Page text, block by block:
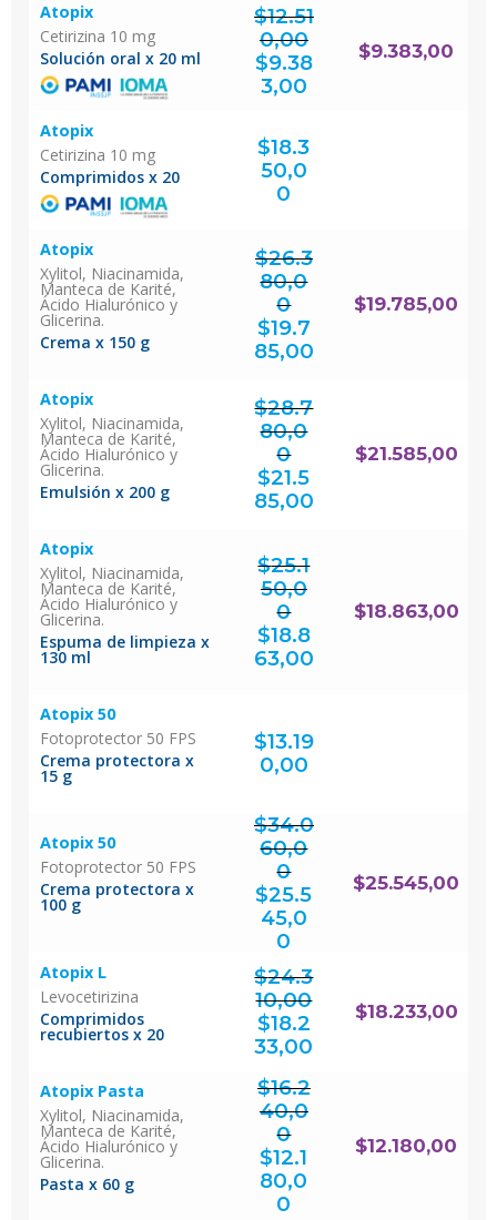
Atopix
Cetirizina 10 mg
Solución oral x 20 ml
$12.51
0,00
El
precio
original
era:
$12.510,00.
$9.38
3,00El
precio
actual
es:
$9.383,00.
$9.383,00
Atopix
Cetirizina 10 mg
Comprimidos x 20
$18.3
50,0
0
Atopix
Xylitol, Niacinamida,
Manteca de Karité,
Ácido Hialurónico y
Glicerina.
Crema x 150 g
$26.3
80,0
0
El
precio
original
era:
$26.380,00.
$19.7
85,00precio
actual
es:
$19.785,00.
$19.785,00
Atopix
Xylitol, Niacinamida,
Manteca de Karité,
Ácido Hialurónico y
Glicerina.
Emulsión x 200 g
$28.7
80,0
0
El
precio
original
era:
$28.780,00.
$21.5
85,00precio
actual
es:
$21.585,00.
$21.585,00
Atopix
Xylitol, Niacinamida,
Manteca de Karité,
Ácido Hialurónico y
Glicerina.
Espuma de limpieza x
130 ml
$25.1
50,0
0
El
precio
original
era:
$25.150,00.
$18.8
63,00precio
actual
es:
$18.863,00.
$18.863,00
Atopix 50
Fotoprotector 50 FPS
Crema protectora x
15 g
$13.19
0,00
Atopix 50
Fotoprotector 50 FPS
Crema protectora x
100 g
$34.0
60,0
0
El
precio
original
era:
$34.060,00.
$25.5
45,0
0El
precio
$25.545,00
Atopix L
Levocetirizina
Comprimidos
recubiertos x 20
$24.3
10,00
El
precio
original
era:
$24.310,00.
$18.2
33,00
$18.233,00
Atopix Pasta
Xylitol, Niacinamida,
Manteca de Karité,
Ácido Hialurónico y
Glicerina.
Pasta x 60 g
$16.2
40,0
0
El
precio
original
era:
$16.240,00.
$12.1
80,0
0El
precio
$12.180,00